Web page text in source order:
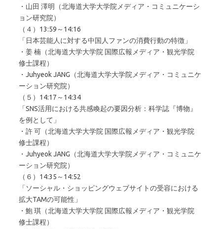
・山田 澤明（北海道大学大学院メディア・コミュニケーシ
ョン研究院）
（４）13:59～14:16
「日本芸能人に対する中国人ファンの消費行動の特徴」
・姜 楠（北海道大学大学院 国際広報メディア・観光学院
修士課程）
・Juhyeok JANG（北海道大学大学院メディア・コミュニケ
ーション研究院）
（５）14:17～14:34
「SNS活用における共感喚起の要因分析：科学誌『博物』
を例として」
・許 可（北海道大学大学院 国際広報メディア・観光学院
修士課程）
・Juhyeok JANG（北海道大学大学院メディア・コミュニケ
ーション研究院）
（６）14:35～14:52
「ソーシャル・ショッピングウェブサイトの受容における
拡大TAMの可能性」
・鮑 琪（北海道大学大学院 国際広報メディア・観光学院
修士課程）